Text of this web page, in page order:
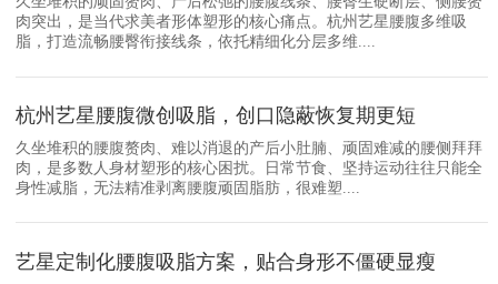
肉突出，是当代求美者形体塑形的核心痛点。杭州艺星腰腹多维吸
脂，打造流畅腰臀衔接线条，依托精细化分层多维....
杭州艺星腰腹微创吸脂，创口隐蔽恢复期更短
久坐堆积的腰腹赘肉、难以消退的产后小肚腩、顽固难减的腰侧拜拜
肉，是多数人身材塑形的核心困扰。日常节食、坚持运动往往只能全
身性减脂，无法精准剥离腰腹顽固脂肪，很难塑....
艺星定制化腰腹吸脂方案，贴合身形不僵硬显瘦